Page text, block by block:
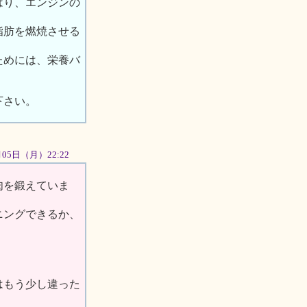
、エンジンの
を燃焼させる
には、栄養バ
い。
日（月）22:22
鍛えていま
グできるか、
う少し違った